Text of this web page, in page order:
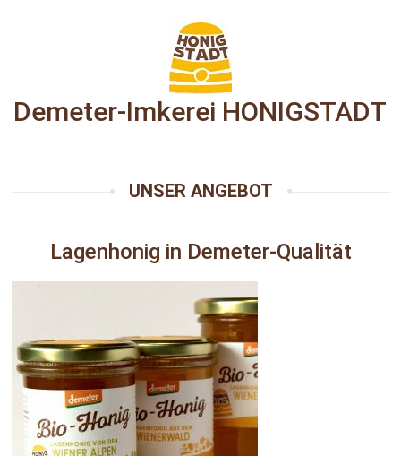
Demeter-Imkerei HONIGSTADT
UNSER ANGEBOT
Lagenhonig in Demeter-Qualität